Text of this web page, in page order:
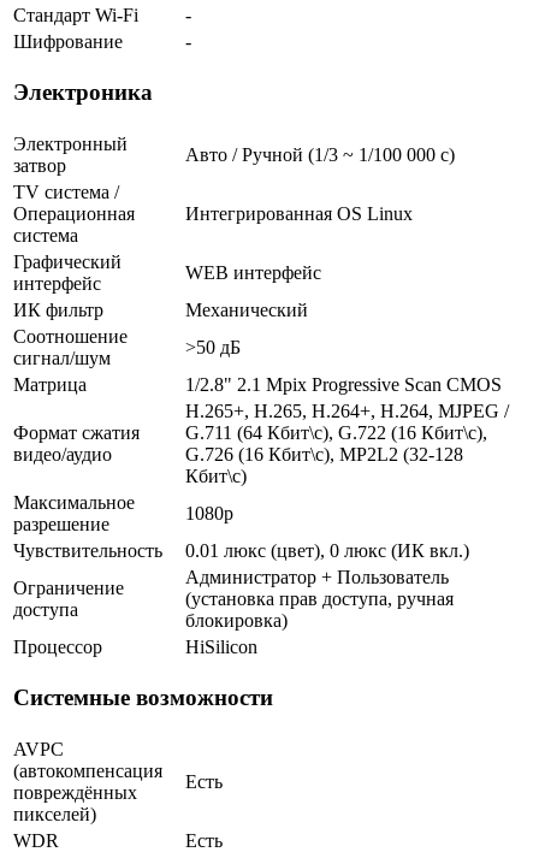
Стандарт Wi-Fi
-
Шифрование
-
Электроника
Электронный
затвор
Авто / Ручной (1/3 ~ 1/100 000 с)
TV система /
Операционная
система
Интегрированная OS Linux
Графический
интерфейс
WEB интерфейс
ИК фильтр
Механический
Соотношение
сигнал/шум
>50 дБ
Матрица
1/2.8" 2.1 Mpix Progressive Scan CMOS
Формат сжатия
видео/аудио
H.265+, H.265, H.264+, H.264, MJPEG /
G.711 (64 Кбит\с), G.722 (16 Кбит\с),
G.726 (16 Кбит\с), MP2L2 (32-128
Кбит\с)
Максимальное
разрешение
1080p
Чувствительность
0.01 люкс (цвет), 0 люкс (ИК вкл.)
Ограничение
доступа
Администратор + Пользователь
(установка прав доступа, ручная
блокировка)
Процессор
HiSilicon
Системные возможности
AVPC
(автокомпенсация
повреждённых
пикселей)
Есть
WDR
Есть